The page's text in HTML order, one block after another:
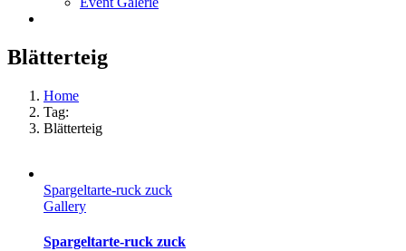
Blätterteig
Home
Tag:
Blätterteig
Spargeltarte-ruck zuck
Gallery
Spargeltarte-ruck zuck